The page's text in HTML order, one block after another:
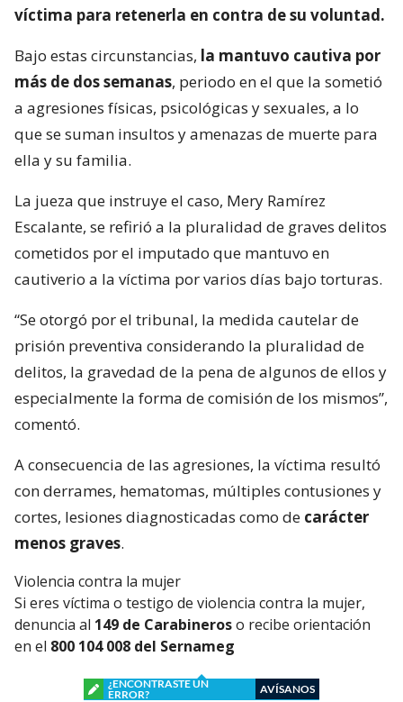
víctima para retenerla en contra de su voluntad.
Bajo estas circunstancias, la mantuvo cautiva por
más de dos semanas, periodo en el que la sometió
a agresiones físicas, psicológicas y sexuales, a lo
que se suman insultos y amenazas de muerte para
ella y su familia.
La jueza que instruye el caso, Mery Ramírez
Escalante, se refirió a la pluralidad de graves delitos
cometidos por el imputado que mantuvo en
cautiverio a la víctima por varios días bajo torturas.
“Se otorgó por el tribunal, la medida cautelar de
prisión preventiva considerando la pluralidad de
delitos, la gravedad de la pena de algunos de ellos y
especialmente la forma de comisión de los mismos”,
comentó.
A consecuencia de las agresiones, la víctima resultó
con derrames, hematomas, múltiples contusiones y
cortes, lesiones diagnosticadas como de carácter
menos graves.
Violencia contra la mujer
Si eres víctima o testigo de violencia contra la mujer,
denuncia al 149 de Carabineroso recibe orientación
en el 800 104 008 del Sernameg
¿ENCONTRASTE UN
ERROR?
AVÍSANOS